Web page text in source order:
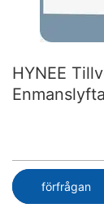
HYNEE
förfrågan